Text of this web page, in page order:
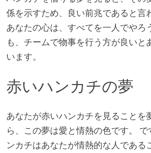
係を示すため、良い前兆であると言
あなたの心は、すべてを一人でやろ
も、チームで物事を行う方が良いと
います。
赤いハンカチの夢
あなたが赤いハンカチを見ることを
ら、この夢は愛と情熱の色です。
ンカチはあなたが情熱的な人である